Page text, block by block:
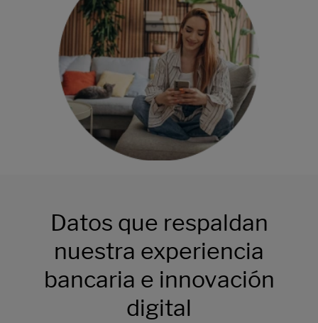
Datos que respaldan
nuestra experiencia
bancaria e innovación
digital